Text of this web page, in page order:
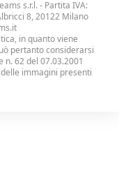
s.r.l.- Partita IVA:
8, 20122 Milano
in quanto viene
pertanto considerarsi
62 del 07.03.2001
immagini presenti